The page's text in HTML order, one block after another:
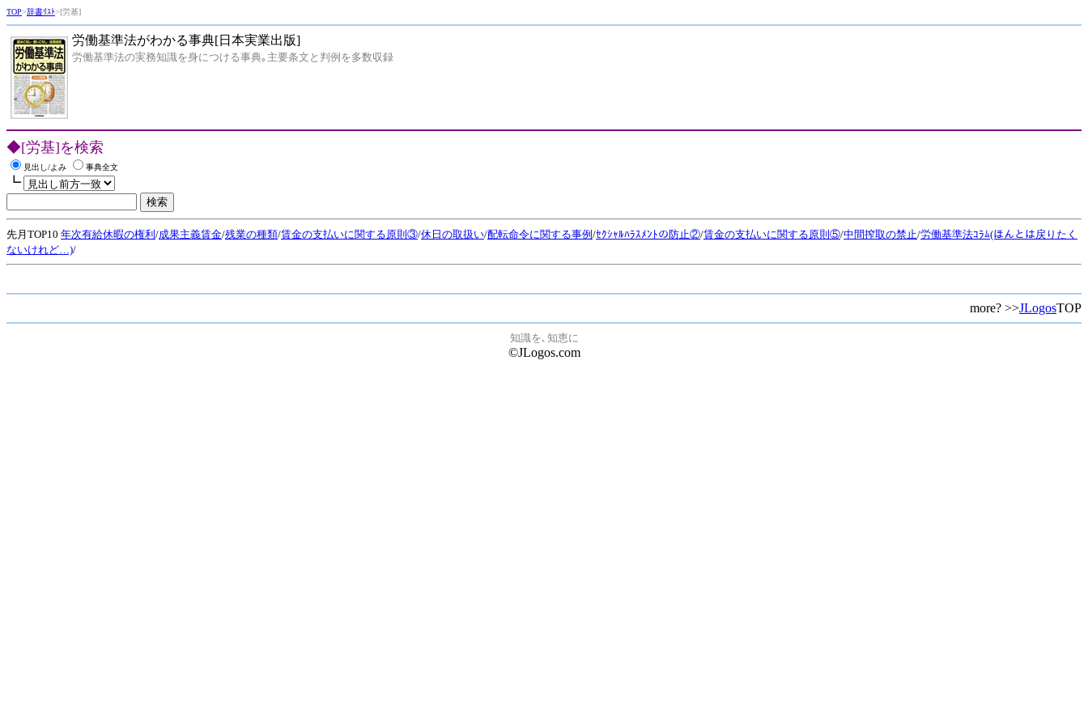
TOP>辞書ﾘｽﾄ>[労基]
労働基準法がわかる事典[日本実業出版]
労働基準法の実務知識を身につける事典｡主要条文と判例を多数収録
◆[労基]を検索
見出し/よみ 事典全文
┗
先月TOP10 年次有給休暇の権利 /成果主義賃金/残業の種類/賃金の支払いに関する原則③/休日の取扱い/配転命令に関する事例 /ｾｸｼｬﾙﾊﾗｽﾒﾝﾄの防止②/賃金の支払いに関する原則⑤/中間搾取の禁止/労働基準法ｺﾗﾑ(ほんとは戻りたく
ないけれど…)/
more? >>JLogosTOP
知識を､知恵に
©JLogos.com